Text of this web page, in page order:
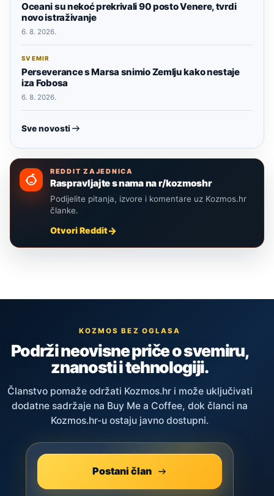
Oceani su nekoć prekrivali 90 posto Venere, tvrdi
novo istraživanje
6. 8. 2026.
SVEMIR
Perseverance s Marsa snimio Zemlju kako nestaje
iza Fobosa
6. 8. 2026.
Sve novosti
REDDIT ZAJEDNICA
Raspravljajte s nama na r/kozmoshr
Podijelite pitanja, izvore i komentare uz Kozmos.hr
članke.
Otvori Reddit
KOZMOS BEZ OGLASA
Podrži neovisne priče o svemiru,
znanosti i tehnologiji.
Članstvo pomaže održati Kozmos.hr i može uključivati
dodatne sadržaje na Buy Me a Coffee, dok članci na
Kozmos.hr-u ostaju javno dostupni.
Postani član